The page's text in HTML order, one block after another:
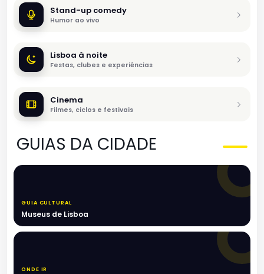
Stand-up comedy
Humor ao vivo
Lisboa à noite
Festas, clubes e experiências
Cinema
Filmes, ciclos e festivais
GUIAS DA CIDADE
GUIA CULTURAL
Museus de Lisboa
ONDE IR